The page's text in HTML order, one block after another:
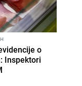
o
Inspektori